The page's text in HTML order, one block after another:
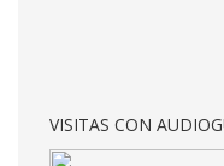
VISITAS CON